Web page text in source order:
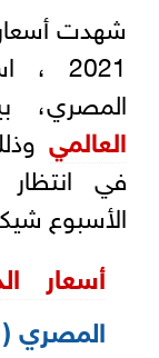
شهدت أسعار
2021 ، استقرارًا في
المصري،
العالمي
في انتظار
الأسبوع
أسعار
المصري